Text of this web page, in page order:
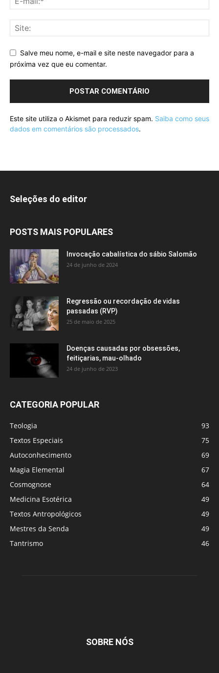
Salve meu nome, e-mail e site neste navegador para a
próxima vez que eu comentar.
Este site utiliza o Akismet para reduzir spam. Saiba como seus
dados em comentários são processados.
Seleções do editor
POSTS MAIS POPULARES
Invocação cabalística do sábio Salomão
24 de junho de 2024
Regressão ou recordação de vidas
passadas (RVP)
25 de maio de 2025
Doenças causadas por obsessões,
feitiçarias, mau-olhado
24 de junho de 2023
CATEGORIA POPULAR
Teologia
93
Textos Especiais
75
Autoconhecimento
69
Magia Elemental
67
Cosmognose
64
Medicina Esotérica
49
Textos Antropológicos
49
Mestres da Senda
49
Tantrismo
46
SOBRE NÓS